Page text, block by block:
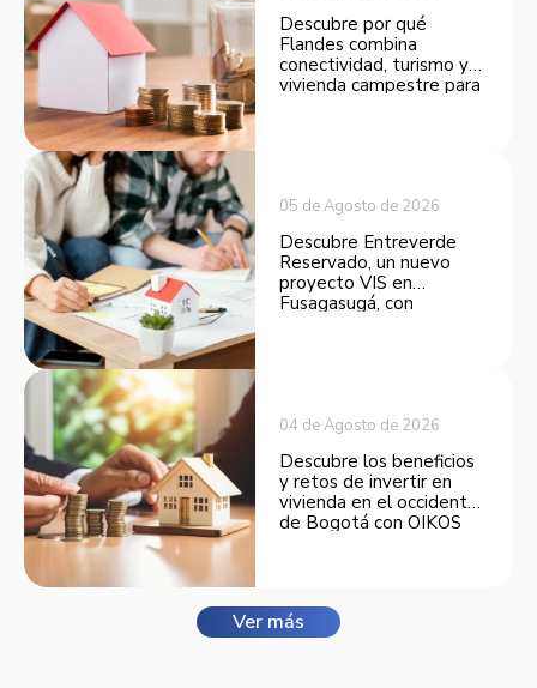
Descubre por qué
Flandes combina
conectividad, turismo y
vivienda campestre para
05 de Agosto de 2026
Descubre Entreverde
Reservado, un nuevo
proyecto VIS en
Fusagasugá, con
04 de Agosto de 2026
Descubre los beneficios
y retos de invertir en
vivienda en el occidente
de Bogotá con OIKOS
Ver más